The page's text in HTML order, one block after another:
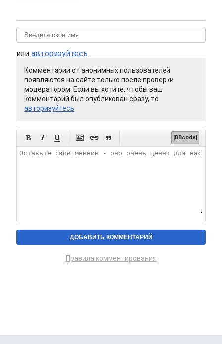
или авторизуйтесь
Комментарии от анонимных пользователей
появляются на сайте только после проверки
модератором. Если вы хотите, чтобы ваш
комментарий был опубликован сразу, то
авторизуйтесь
      [BBcode]
Правила комментирования